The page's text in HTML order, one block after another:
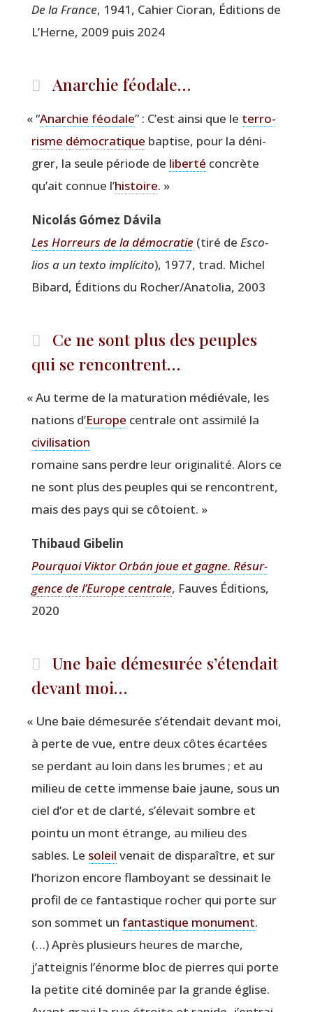
De la France, 1941, Cahier Cio­ran, Édi­tions de
L’Herne, 2009 puis 2024
Anarchie féodale…
«“Anar­chie féo­dale” : C’est ain­si que le ter­ro­
risme démo­cra­tique bap­tise, pour la déni­
grer, la seule période de liber­té concrète
qu’ait connue l’his­toire. »
Nicolás Gómez Dávila
Les Hor­reurs de la démo­cra­tie (tiré de Esco­
lios a un tex­to implí­ci­to), 1977, trad. Michel
Bibard, Édi­tions du Rocher/Anatolia, 2003
Ce ne sont plus des peuples
qui se rencontrent…
«Au terme de la matu­ra­tion médié­vale, les
nations d’Europe cen­trale ont assi­mi­lé la
civi­li­sa­tion
romaine sans perdre leur ori­gi­na­li­té. Alors ce
ne sont plus des peuples qui se ren­contrent,
mais des pays qui se côtoient. »
Thi­baud Gibelin
Pour­quoi Vik­tor Orbán joue et gagne. Résur­
gence de l’Europe cen­trale, Fauves Édi­tions,
2020
Une baie démesurée s’étendait
devant moi…
« Une baie déme­su­rée s’étendait devant moi,
à perte de vue, entre deux côtes écar­tées
se per­dant au loin dans les brumes ; et au
milieu de cette immense baie jaune, sous un
ciel d’or et de clar­té, s’élevait sombre et
poin­tu un mont étrange, au milieu des
sables. Le soleil venait de dis­pa­raître, et sur
l’horizon encore flam­boyant se des­si­nait le
pro­fil de ce fan­tas­tique rocher qui porte sur
son som­met un fan­tas­tique monu­ment.
(…) Après plu­sieurs heures de marche,
j’atteignis l’énorme bloc de pierres qui porte
la petite cité domi­née par la grande église.